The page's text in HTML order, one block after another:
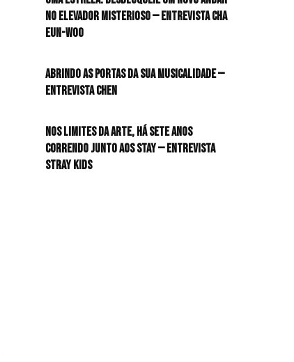
HIT!Queer
HIT!Review
HIT!Sound
HIT!Vem aí
no elevador misterioso — Entrevista CHA
EUN-WOO
Abrindo as portas da sua musicalidade —
Entrevista CHEN
Nos limites da arte, há sete anos
correndo junto aos STAY — Entrevista
Stray Kids